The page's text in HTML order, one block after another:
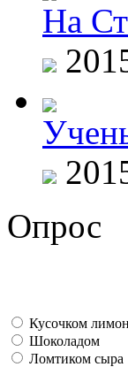
На
Опрос
Кусочком
Шоколадом
Ломтиком сыра